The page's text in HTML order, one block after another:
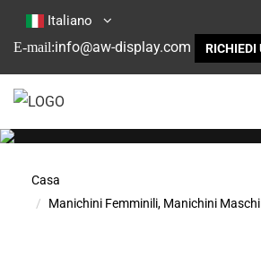
Italiano
E-mail:info@aw-display.com RICHIEDI
Casa
Manichini Femminili, Manichini